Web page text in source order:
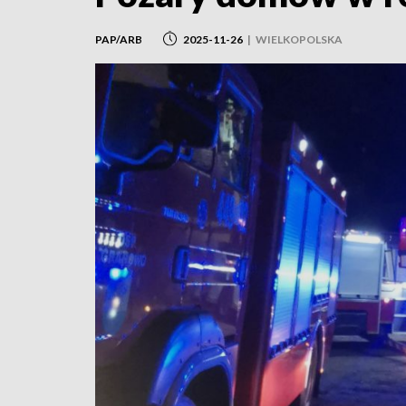
PAP/ARB 2025-11-26 | WIELKOPOLSKA